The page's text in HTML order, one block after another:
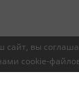
вы
cookie-